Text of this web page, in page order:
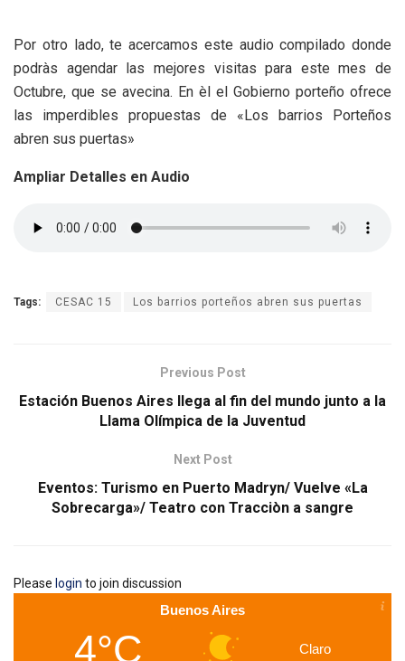
Por otro lado, te acercamos este audio compilado donde
podràs agendar las mejores visitas para este mes de
Octubre, que se avecina. En èl el Gobierno porteño ofrece
las imperdibles propuestas de «Los barrios Porteños
abren sus puertas»
Ampliar Detalles en Audio
Tags: CESAC 15 Los barrios porteños abren sus puertas
Previous Post
Estación Buenos Aires llega al fin del mundo junto a la
Llama Olímpica de la Juventud
Next Post
Eventos: Turismo en Puerto Madryn/ Vuelve «La
Sobrecarga»/ Teatro con Tracciòn a sangre
Please login to join discussion
Buenos Aires
4°C Claro